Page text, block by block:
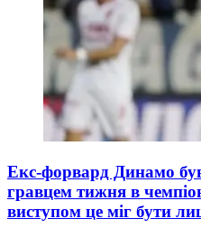
Екс-форвард Динамо
гравцем тижня в
виступом це міг бути